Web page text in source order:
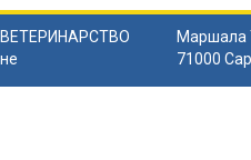
Маршала
71000